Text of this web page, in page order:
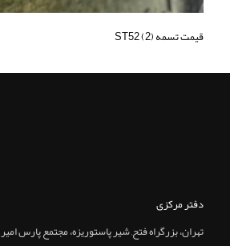
قیمت تسمه ST52 (2)
دفتر مرکزی
تهران، بزرگراه فتح, شير پاستوريزه، مجتمع پارس امير